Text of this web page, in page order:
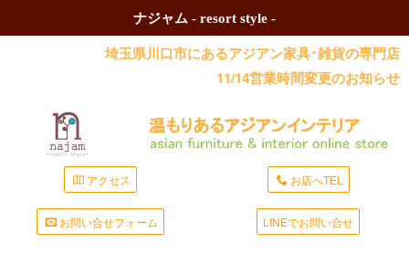
ナジャム - resort style -
埼玉県川口市にあるアジアン家具･雑貨の専門店
11/14営業時間変更のお知らせ
アクセス お店へTEL
お問い合せフォーム LINEでお問い合せ